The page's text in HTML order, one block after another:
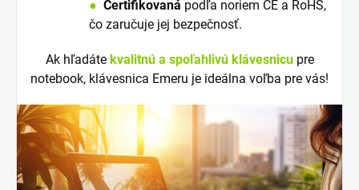
● Certifikovaná podľa noriem CE a RoHS,
čo zaručuje jej bezpečnosť.
Ak hľadáte kvalitnú a spoľahlivú klávesnicu pre
notebook, klávesnica Emeru je ideálna voľba pre vás!